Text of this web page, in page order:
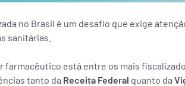
no Brasil é um desafio que exige
sanitárias.
farmacêutico está entre os mais
tanto da Receita Federal quanto da